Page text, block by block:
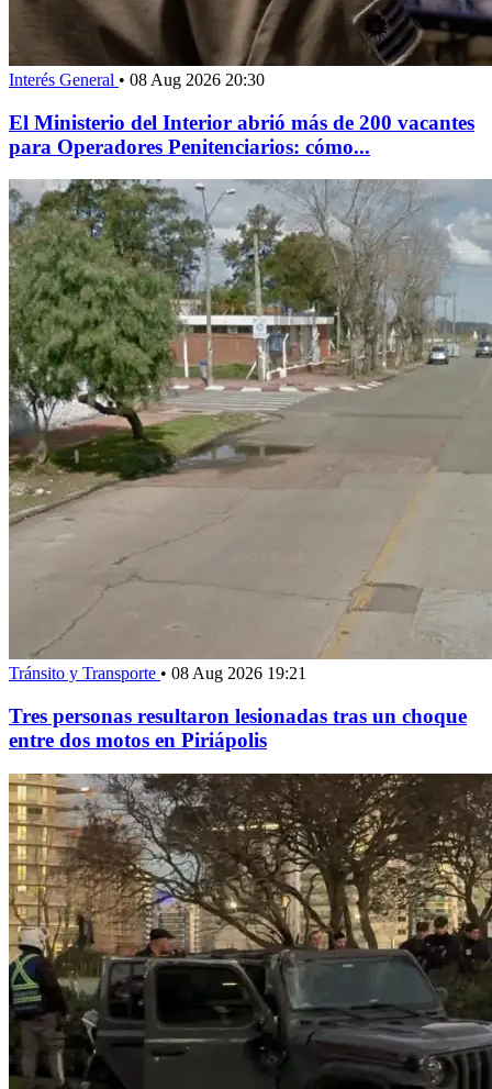
Interés General • 08 Aug 2026 20:30
El Ministerio del Interior abrió más de 200 vacantes
para Operadores Penitenciarios: cómo...
Tránsito y Transporte • 08 Aug 2026 19:21
Tres personas resultaron lesionadas tras un choque
entre dos motos en Piriápolis